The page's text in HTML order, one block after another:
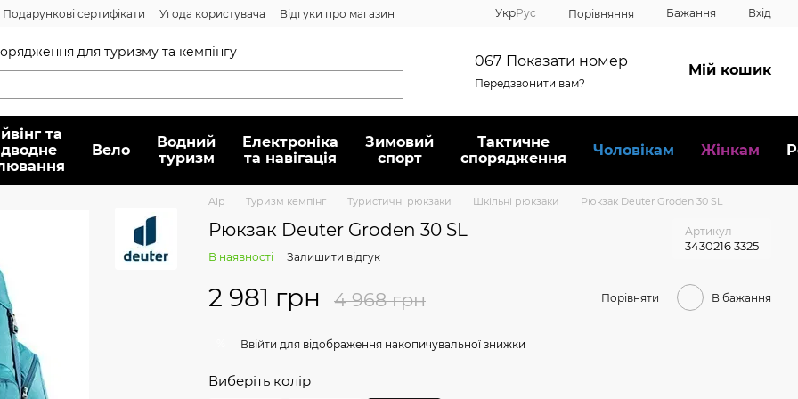
Подарункові сертифікати Угода користувача
Відгуки про магазин
УкрРус Порівняння Бажання Вхід
для туризму та кемпінгу
067 Показати номер
Передзвонити вам?
Мій кошик
та
Вело
Водний
туризм
Електроніка
та навігація
Зимовий
спорт
Тактичне
спорядження
Чоловікам Жінкам
Alp Туризм кемпінг Туристичні рюкзаки Шкільні рюкзаки Рюкзак Deuter Groden 30 SL
Рюкзак Deuter Groden 30 SL Артикул
3430216 3325
В наявності Залишити відгук
2 981 грн 4 968 грн Порівняти В бажання
Ввійти для відображення накопичувальної знижки
Виберіть колір